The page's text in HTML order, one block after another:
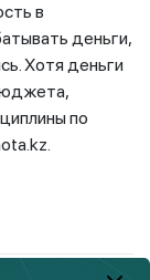
в
деньги,
Хотя деньги
по